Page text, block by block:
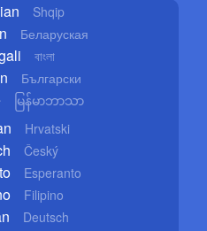
Shqip
Беларуская
বাংলা
Български
မြန်မာဘာသာ
Hrvatski
Český
Esperanto
Filipino
Deutsch